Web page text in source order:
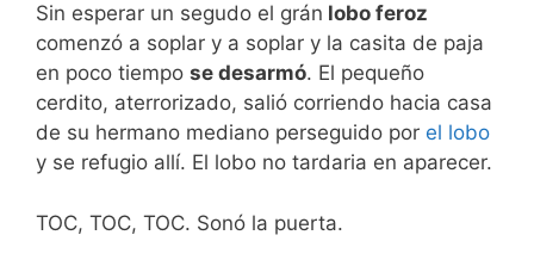
Sin esperar un segudo el grán lobo feroz
comenzó a soplar y a soplar y la casita de paja
en poco tiempo se desarmó. El pequeño
cerdito, aterrorizado, salió corriendo hacia casa
de su hermano mediano perseguido por el lobo
y se refugio allí. El lobo no tardaria en aparecer.
TOC, TOC, TOC. Sonó la puerta.